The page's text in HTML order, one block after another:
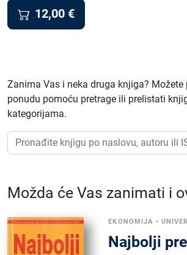
12,00 €
Zanima Vas i neka druga knjiga? Možete
ponudu pomoću pretrage ili prelistati
kategorijama.
Možda će Vas zanimati i
EKONOMIJA •
Najbolji